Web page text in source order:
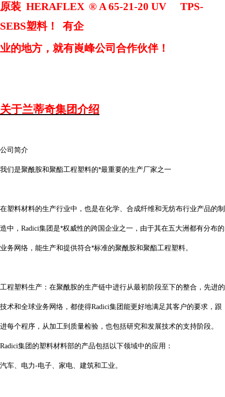
原装 HERAFLEX ® A 65-21-20 UV
TPS-
SEBS塑料！
有企
业的地方，就有崀峰公司合作伙伴！
关于兰蒂奇集团介绍
公司简介
我们是聚酰胺和聚酯工程塑料的*最重要的生产厂家之一
在塑料材料的生产行业中，也是在化学、合成纤维和无纺布行业产品的制
造中， Radici集团是*权威性的跨国企业之一，由于其在五大洲都有分布的
业务网络，能生产和提供符合*标准的聚酰胺和聚酯工程塑料。
工程塑料生产：在聚酰胺的生产链中进行从最初阶段至下的整合，先进的
技术和全球业务网络，都使得Radici集团能更好地满足其客户的要求，跟
进每个程序，从加工到质量检验，也包括研究和发展技术的支持阶段。
Radici集团的塑料材料部的产品包括以下领域中的应用：
汽车、电力-电子、家电、建筑和工业。